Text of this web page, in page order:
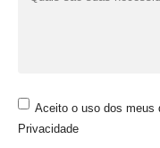
Aceito o uso dos meus
Privacidade